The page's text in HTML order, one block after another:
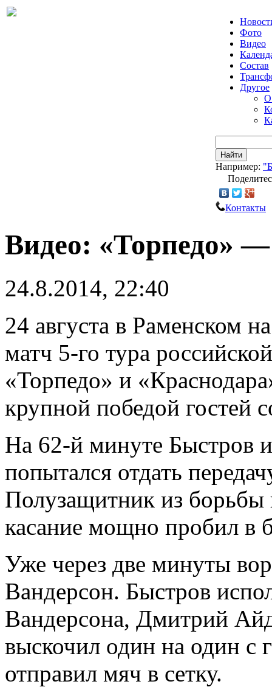
Фото
Видео
Состав
Другое
О
Найти
Например:
Контакты
Видео: «Торпедо»
24.8.2014, 22:40
24 августа в Раменском
матч 5-го тура
«Торпедо» и
крупной победой гостей
На 62-й минуте Быстров
попытался отдать
Полузащитник из
касание мощно пробил в
Уже через две минуты
Вандерсон. Быстров
Вандерсона, Дмитрий
выскочил один на один
отправил мяч в сетку.